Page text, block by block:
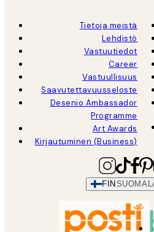
Tietoja meistä
Lehdistö
Vastuutiedot
Career
Vastuullisuus
Saavutettavuusseloste
Desenio Ambassador
Programme
Art Awards
Kirjautuminen (Business)
FIN